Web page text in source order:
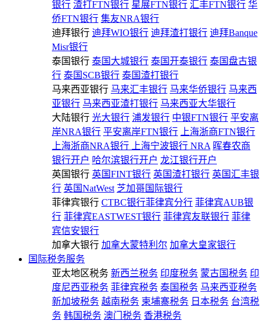
银行 渣打FTN银行 星展FTN银行 汇丰FTN银行 华
侨FTN银行 集友NRA银行
迪拜银行 迪拜WIO银行 迪拜渣打银行 迪拜Banque
Misr银行
泰国银行 泰国大城银行 泰国开泰银行 泰国盘古银
行 泰国SCB银行 泰国渣打银行
马来西亚银行 马来汇丰银行 马来华侨银行 马来西
亚银行 马来西亚渣打银行 马来西亚大华银行
大陆银行 光大银行 浦发银行 中银FTN银行 平安离
岸NRA银行 平安离岸FTN银行
上海浙商FTN银行
上海浙商NRA银行
上海宁波银行 NRA 晖春农商
银行开户 哈尔滨银行开户 龙江银行开户
英国银行 英国FINT银行 英国渣打银行 英国汇丰银
行 英国NatWest 芝加哥国际银行
菲律宾银行 CTBC银行菲律宾分行 菲律宾AUB银
行 菲律宾EASTWEST银行 菲律宾友联银行 菲律
宾信安银行
加拿大银行 加拿大蒙特利尔 加拿大皇家银行
国际税务服务
亚太地区税务 新西兰税务 印度税务 蒙古国税务 印
度尼西亚税务 菲律宾税务 泰国税务 马来西亚税务
新加坡税务 越南税务 柬埔寨税务 日本税务 台湾税
务 韩国税务 澳门税务 香港税务